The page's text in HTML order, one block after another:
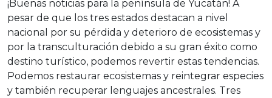
¡Buenas noticias para la península de Yucatán! A
pesar de que los tres estados destacan a nivel
nacional por su pérdida y deterioro de ecosistemas y
por la transculturación debido a su gran éxito como
destino turístico, podemos revertir estas tendencias.
Podemos restaurar ecosistemas y reintegrar especies
y también recuperar lenguajes ancestrales. Tres